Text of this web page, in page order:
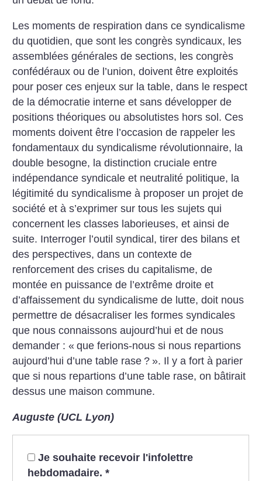
Les moments de respiration dans ce syndicalisme
du quotidien, que sont les congrès syndicaux, les
assemblées générales de sections, les congrès
confédéraux ou de l’union, doivent être exploités
pour poser ces enjeux sur la table, dans le respect
de la démocratie interne et sans développer de
positions théoriques ou absolutistes hors sol. Ces
moments doivent être l’occasion de rappeler les
fondamentaux du syndicalisme révolutionnaire, la
double besogne, la distinction cruciale entre
indépendance syndicale et neutralité politique, la
légitimité du syndicalisme à proposer un projet de
société et à s’exprimer sur tous les sujets qui
concernent les classes laborieuses, et ainsi de
suite. Interroger l’outil syndical, tirer des bilans et
des perspectives, dans un contexte de
renforcement des crises du capitalisme, de
montée en puissance de l’extrême droite et
d’affaissement du syndicalisme de lutte, doit nous
permettre de désacraliser les formes syndicales
que nous connaissons aujourd’hui et de nous
demander : « que ferions-nous si nous repartions
aujourd’hui d’une table rase ? ». Il y a fort à parier
que si nous repartions d’une table rase, on bâtirait
dessus une maison commune.
Auguste (UCL Lyon)
Je souhaite recevoir l'infolettre
hebdomadaire. *